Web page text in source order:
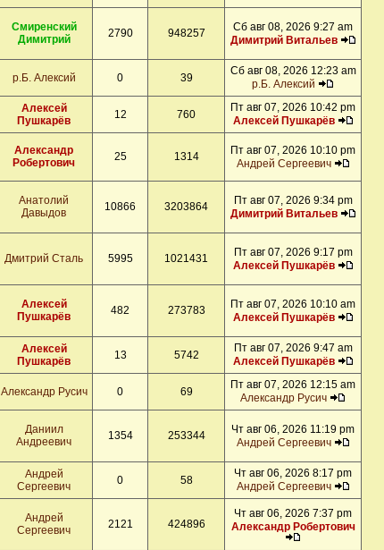
Смиренский
Димитрий
2790 948257
Сб авг 08, 2026 9:27 am
Димитрий Витальев
р.Б. Алексий 0 39
Сб авг 08, 2026 12:23 am
р.Б. Алексий
Алексей
Пушкарёв
12 760
Пт авг 07, 2026 10:42 pm
Алексей Пушкарёв
Александр
Робертович
25 1314
Пт авг 07, 2026 10:10 pm
Андрей Сергеевич
Анатолий
Давыдов
10866 3203864
Пт авг 07, 2026 9:34 pm
Димитрий Витальев
Дмитрий Сталь 5995 1021431
Пт авг 07, 2026 9:17 pm
Алексей Пушкарёв
Алексей
Пушкарёв
482 273783
Пт авг 07, 2026 10:10 am
Алексей Пушкарёв
Алексей
Пушкарёв
13 5742
Пт авг 07, 2026 9:47 am
Алексей Пушкарёв
Александр Русич 0 69
Пт авг 07, 2026 12:15 am
Александр Русич
Даниил
Андреевич
1354 253344
Чт авг 06, 2026 11:19 pm
Андрей Сергеевич
Андрей
Сергеевич
0 58
Чт авг 06, 2026 8:17 pm
Андрей Сергеевич
Андрей
Сергеевич
2121 424896
Чт авг 06, 2026 7:37 pm
Александр Робертович